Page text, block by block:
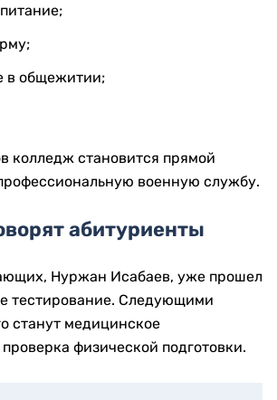
в общежитии;
колледж становится прямой
военную службу.
абитуриенты
Нуржан Исабаев, уже прошел
тестирование. Следующими
станут медицинское
физической подготовки.